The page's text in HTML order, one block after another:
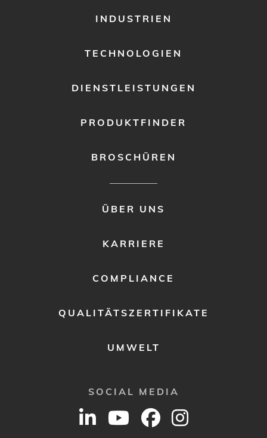
INDUSTRIEN
TECHNOLOGIEN
DIENSTLEISTUNGEN
PRODUKTFINDER
BROSCHÜREN
ÜBER UNS
KARRIERE
COMPLIANCE
QUALITÄTSZERTIFIKATE
UMWELT
SOCIAL MEDIA